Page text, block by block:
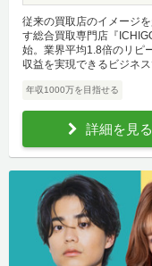
従来の買取店のイメージ
す総合買取専門店『
始。業界平均1.8倍のリピ
収益を実現できるビジネス
年収1000万を目指せる
詳細を見る